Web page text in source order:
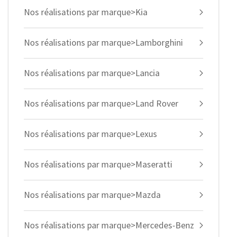
Nos réalisations par marque>Kia
Nos réalisations par marque>Lamborghini
Nos réalisations par marque>Lancia
Nos réalisations par marque>Land Rover
Nos réalisations par marque>Lexus
Nos réalisations par marque>Maseratti
Nos réalisations par marque>Mazda
Nos réalisations par marque>Mercedes-Benz